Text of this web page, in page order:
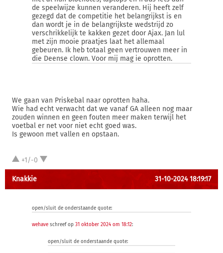
de speelwijze kunnen veranderen. Hij heeft zelf
gezegd dat de competitie het belangrijkst is en
dan wordt je in de belangrijkste wedstrijd zo
verschrikkelijk te kakken gezet door Ajax. Jan lul
met zijn mooie praatjes laat het allemaal
gebeuren. Ik heb totaal geen vertrouwen meer in
die Deense clown. Voor mij mag ie oprotten.
We gaan van Priskebal naar oprotten haha.
Wie had echt verwacht dat we vanaf GA alleen nog maar
zouden winnen en geen fouten meer maken terwijl het
voetbal er net voor niet echt goed was.
Is gewoon met vallen en opstaan.
+1/-0
Knakkie 31-10-2024 18:19:17
open/sluit de onderstaande quote:
wehave schreef op 31 oktober 2024 om 18:12:
open/sluit de onderstaande quote: